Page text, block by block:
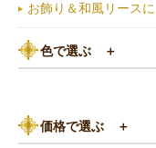
お飾り＆和風リースに
色で選ぶ ＋
黄色・オレンジ系
価格で選ぶ ＋